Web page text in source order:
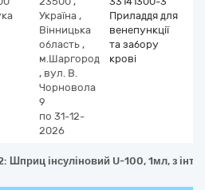
Україна ,
Вінницька
область ,
м.Шаргород
, вул. В.
Чорновола
9
по 31-12-
2026
Приладдя для
венепункції
та забору
крові
Шприц інсуліновий U-100, 1мл, з